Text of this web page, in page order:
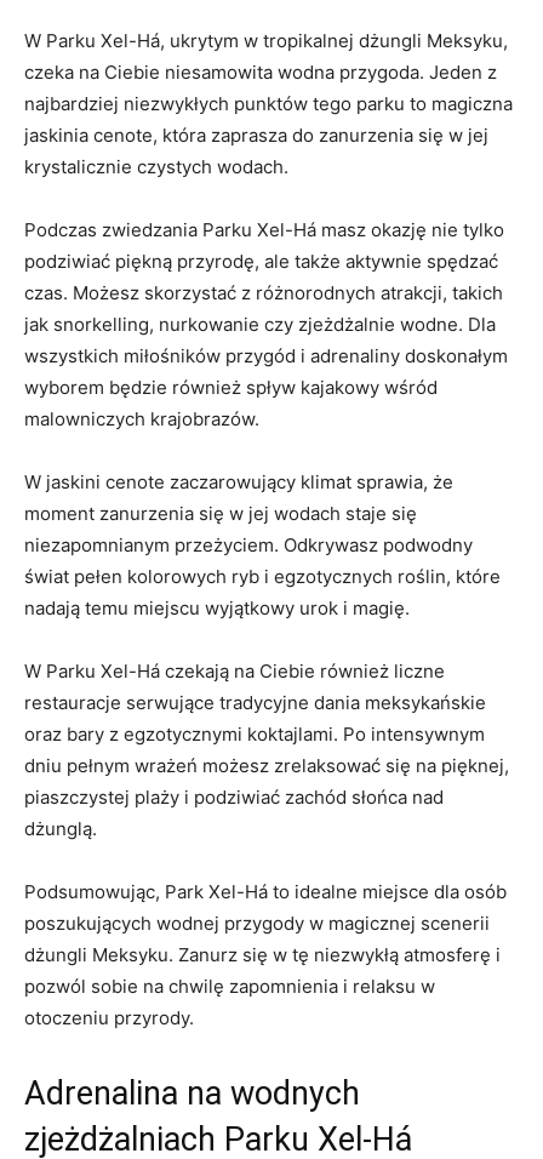
W Parku‍ Xel-Há, ukrytym w tropikalnej ⁣dżungli ⁤Meksyku,
czeka​ na Ciebie niesamowita wodna przygoda. Jeden z
⁤najbardziej⁣ niezwykłych punktów tego parku‍ to‌ magiczna
jaskinia cenote,‌ która⁣ zaprasza do​ zanurzenia ⁤się w‍ jej
krystalicznie czystych⁣ wodach.
Podczas‍ zwiedzania Parku Xel-Há ⁣masz ⁢okazję nie tylko
podziwiać ‌piękną przyrodę, ‍ale​ także‍ aktywnie spędzać
czas. Możesz skorzystać z różnorodnych atrakcji, takich
jak ⁢snorkelling, nurkowanie ​czy zjeżdżalnie wodne. ​Dla
wszystkich miłośników ⁣przygód i adrenaliny doskonałym
wyborem będzie również spływ kajakowy⁤ wśród
malowniczych krajobrazów.
W jaskini cenote zaczarowujący klimat sprawia, że
moment zanurzenia się w jej wodach staje się
‍niezapomnianym ⁢przeżyciem. Odkrywasz podwodny
świat⁣ pełen kolorowych ryb i ​egzotycznych roślin, które
nadają temu miejscu wyjątkowy urok​ i‌ magię.
W Parku Xel-Há czekają⁤ na Ciebie również​ liczne
restauracje serwujące tradycyjne dania meksykańskie
oraz bary ​z egzotycznymi koktajlami. Po intensywnym
dniu pełnym wrażeń ‌możesz zrelaksować ‍się na pięknej,⁤
piaszczystej plaży ‌i ​podziwiać zachód⁣ słońca nad​
dżunglą.
Podsumowując, Park Xel-Há to idealne miejsce dla‍ osób
poszukujących wodnej przygody ⁣w magicznej scenerii
dżungli Meksyku. ⁢Zanurz się w tę​ niezwykłą atmosferę i
pozwól sobie na chwilę zapomnienia i ‌relaksu w
otoczeniu przyrody.
Adrenalina na ‍wodnych
⁣zjeżdżalniach ‍Parku Xel-Há